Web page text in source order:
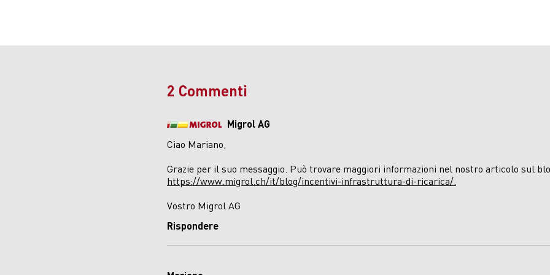
2 Commenti
Migrol AG
Ciao Mariano,
Grazie per il suo messaggio. Può trovare maggiori informazioni nel nostro articolo sul
https://www.migrol.ch/it/blog/incentivi-infrastruttura-di-ricarica/.
Vostro Migrol AG
Rispondere